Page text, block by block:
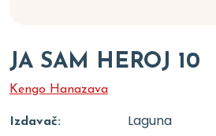
JA SAM HEROJ 10
Kengo Hanazava
Izdavač: Laguna